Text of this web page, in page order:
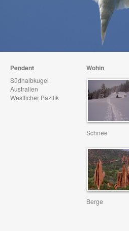
Berge
Wohin
Pendent
Südhalbkugel
Australien
Westlicher Pazifik
Schnee